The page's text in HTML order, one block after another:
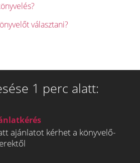
választani?
1 perc alatt:
ajánlatot kérhet a könyvelő-